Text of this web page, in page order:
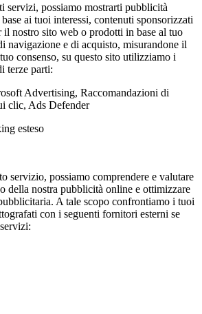
servizi, possiamo mostrarti pubblicità
ai tuoi interessi, contenuti sponsorizzati
il nostro sito web o prodotti in base al tuo
navigazione e di acquisto, misurandone il
consenso, su questo sito utilizziamo i
terze parti:
Advertising, Raccomandazioni di
clic, Ads Defender
esteso
servizio, possiamo comprendere e valutare
della nostra pubblicità online e ottimizzare
A tale scopo confrontiamo i tuoi
con i seguenti fornitori esterni se